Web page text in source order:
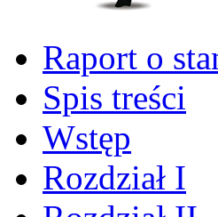
Raport o
Spis treści
Wstęp
Rozdział I